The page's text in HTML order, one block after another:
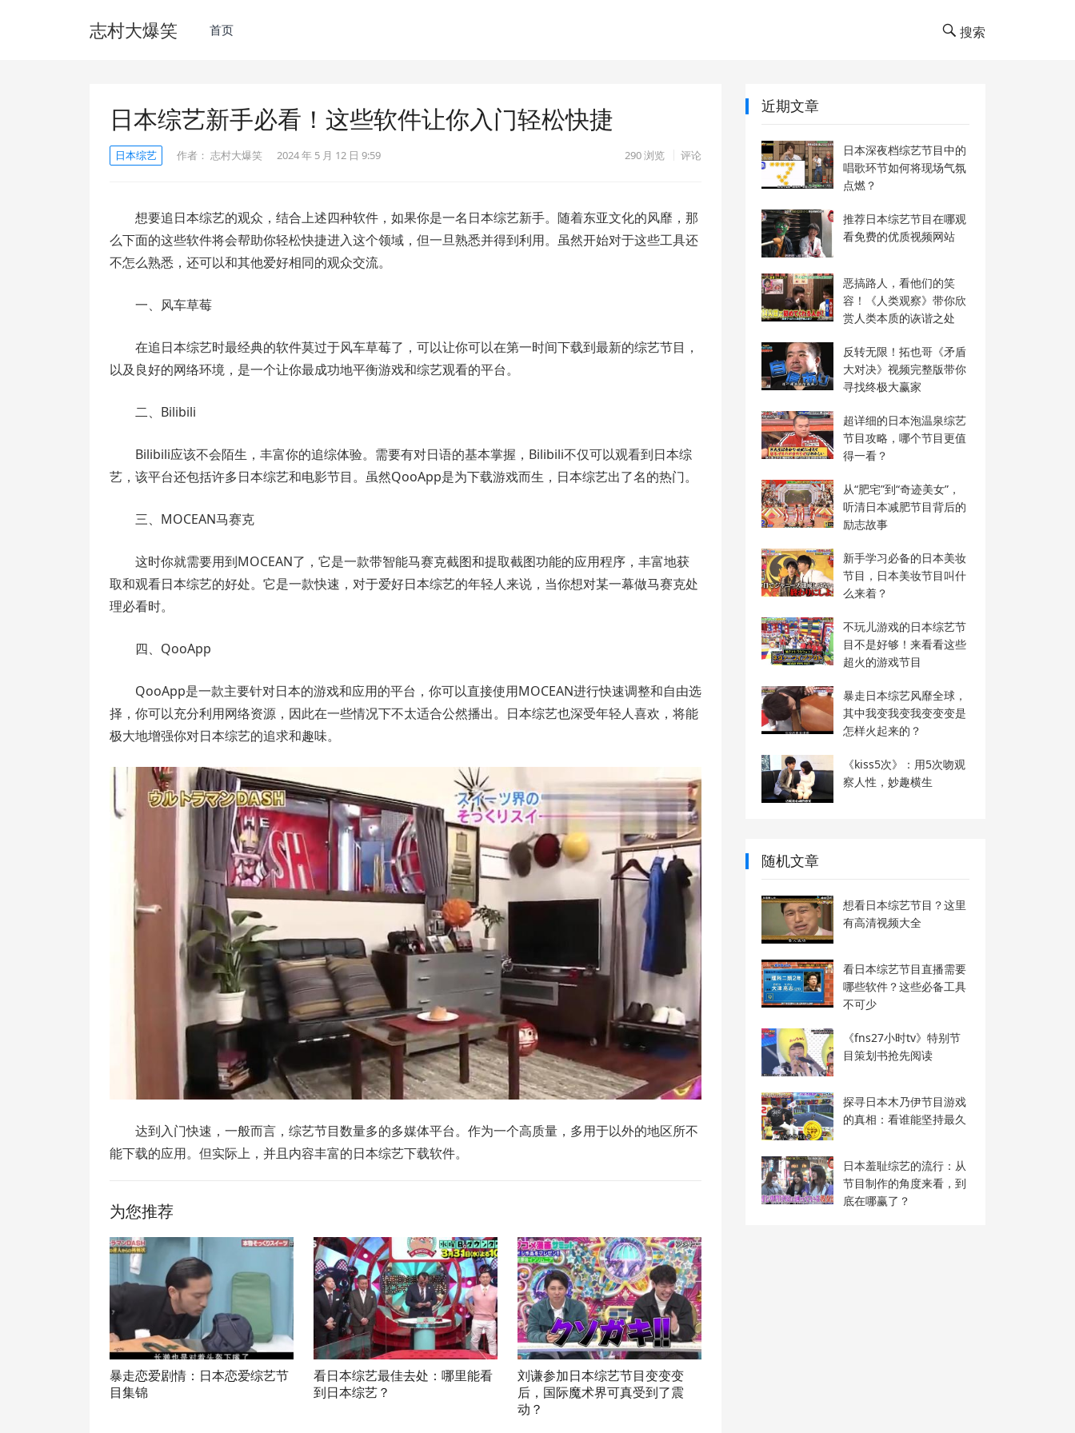
志村大爆笑 首页 搜索
日本综艺新手必看！这些软件让你入门轻松快捷
日本综艺 作者： 志村大爆笑 2024 年 5 月 12 日 9:59 290浏览 评论
想要追日本综艺的观众，结合上述四种软件，如果你是一名日本综艺新手。随着东亚文化的风靡，那
么下面的这些软件将会帮助你轻松快捷进入这个领域，但一旦熟悉并得到利用。虽然开始对于这些工具还
不怎么熟悉，还可以和其他爱好相同的观众交流。
一、风车草莓
在追日本综艺时最经典的软件莫过于风车草莓了，可以让你可以在第一时间下载到最新的综艺节目，
以及良好的网络环境，是一个让你最成功地平衡游戏和综艺观看的平台。
二、Bilibili
Bilibili应该不会陌生，丰富你的追综体验。需要有对日语的基本掌握，Bilibili不仅可以观看到日本综
艺，该平台还包括许多日本综艺和电影节目。虽然QooApp是为下载游戏而生，日本综艺出了名的热门。
三、MOCEAN马赛克
这时你就需要用到MOCEAN了，它是一款带智能马赛克截图和提取截图功能的应用程序，丰富地获
取和观看日本综艺的好处。它是一款快速，对于爱好日本综艺的年轻人来说，当你想对某一幕做马赛克处
理必看时。
四、QooApp
QooApp是一款主要针对日本的游戏和应用的平台，你可以直接使用MOCEAN进行快速调整和自由选
择，你可以充分利用网络资源，因此在一些情况下不太适合公然播出。日本综艺也深受年轻人喜欢，将能
极大地增强你对日本综艺的追求和趣味。
达到入门快速，一般而言，综艺节目数量多的多媒体平台。作为一个高质量，多用于以外的地区所不
能下载的应用。但实际上，并且内容丰富的日本综艺下载软件。
为您推荐
暴走恋爱剧情：日本恋爱综艺节
目集锦
看日本综艺最佳去处：哪里能看
到日本综艺？
刘谦参加日本综艺节目变变变
后，国际魔术界可真受到了震
动？
近期文章
日本深夜档综艺节目中的
唱歌环节如何将现场气氛
点燃？
推荐日本综艺节目在哪观
看免费的优质视频网站
恶搞路人，看他们的笑
容！《人类观察》带你欣
赏人类本质的诙谐之处
反转无限！拓也哥《矛盾
大对决》视频完整版带你
寻找终极大赢家
超详细的日本泡温泉综艺
节目攻略，哪个节目更值
得一看？
从“肥宅”到“奇迹美女”，
听清日本减肥节目背后的
励志故事
新手学习必备的日本美妆
节目，日本美妆节目叫什
么来着？
不玩儿游戏的日本综艺节
目不是好够！来看看这些
超火的游戏节目
暴走日本综艺风靡全球，
其中我变我变我变变变是
怎样火起来的？
《kiss5次》：用5次吻观
察人性，妙趣横生
随机文章
想看日本综艺节目？这里
有高清视频大全
看日本综艺节目直播需要
哪些软件？这些必备工具
不可少
《fns27小时tv》特别节
目策划书抢先阅读
探寻日本木乃伊节目游戏
的真相：看谁能坚持最久
日本羞耻综艺的流行：从
节目制作的角度来看，到
底在哪赢了？